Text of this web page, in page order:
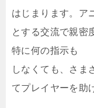
はじまります。ア
とする交流で親密
特に何の指示も
しなくても、さま
てプレイヤーを助